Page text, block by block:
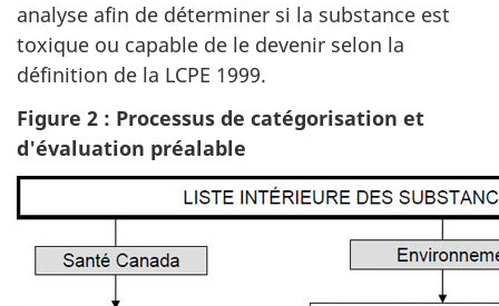
analyse afin de déterminer si la substance est
toxique ou capable de le devenir selon la
définition de la LCPE 1999.
Figure 2 : Processus de catégorisation et
d'évaluation préalable